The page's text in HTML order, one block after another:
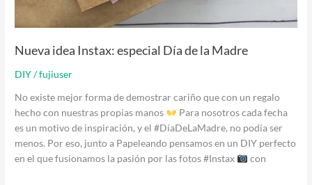
Nueva idea Instax: especial Día de la Madre
DIY/fujiuser
No existe mejor forma de demostrar cariño que con un regalo
hecho con nuestras propias manos
Para nosotros cada fecha
es un motivo de inspiración, y el #DíaDeLaMadre, no podía ser
menos. Por eso, junto a Papeleando pensamos en un DIY perfecto
en el que fusionamos la pasión por las fotos #Instax
con